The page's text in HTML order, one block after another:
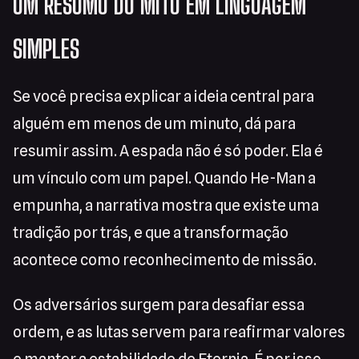
SIMPLES
Se você precisa explicar a ideia central para
alguém em menos de um minuto, dá para
resumir assim. A espada não é só poder. Ela é
um vínculo com um papel. Quando He-Man a
empunha, a narrativa mostra que existe uma
tradição por trás, e que a transformação
acontece como reconhecimento de missão.
Os adversários surgem para desafiar essa
ordem, e as lutas servem para reafirmar valores